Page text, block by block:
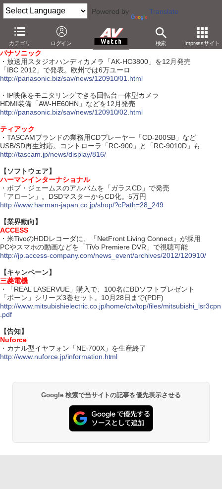
Powered by Translate
カテゴリ ログイン 検索 Impressサイト
【9月10日】
【ハードウェア】
パナソニック
・放送用スタジオハンディカメラ「AK-HC3800」を12月発売
「IBC 2012」で発表。欧州では6万ユーロ
http://panasonic.biz/sav/news/120910/01.html
・IP映像をモニタリングできる回転台一体型カメラ
HDMI装備「AW-HE60HN」などを12月発売
http://panasonic.biz/sav/news/120910/02.html
ティアック
・TASCAMブランドの業務用CDプレーヤー「CD-200SB」など
USB/SD再生対応。コントローラ「RC-900」と「RC-9010D」も
http://tascam.jp/news/display/816/
【ソフトウェア】
ハーマンインターナショナル
・ボブ・ジェームスのアルバムを「ガラスCD」で発売
「アローン」。DSDマスターからCD化。5万円
http://www.harman-japan.co.jp/shop/?cPath=28_249
【業界動向】
ACCESS
・米TivoのHDDレコーダに、「NetFront Living Connect」が採用
PCやスマホの動画などを「TiVo Premiere DVR」で視聴可能
http://jp.access-company.com/news_event/archives/2012/120910/
【キャンペーン】
三菱電機
・「REAL LASERVUE」購入で、100名にBDソフトプレゼント
「ボーン」シリーズ3巻セット。10月28日まで(PDF)
http://www.mitsubishielectric.co.jp/home/ctv/top/files/mitsubishi_lsr3cpn
.pdf
【告知】
Nuforce
・カナル型イヤフォン「NE-700X」を生産終了
http://www.nuforce.jp/information.html
Google 検索で当サイトの記事を優先表示させる